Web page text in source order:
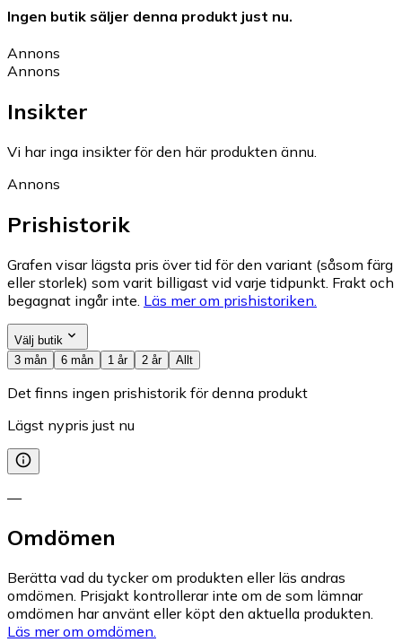
Ingen butik säljer denna produkt just nu.
Annons
Annons
Insikter
Vi har inga insikter för den här produkten ännu.
Annons
Prishistorik
Grafen visar lägsta pris över tid för den variant (såsom färg
eller storlek) som varit billigast vid varje tidpunkt. Frakt och
begagnat ingår inte. Läs mer om prishistoriken.
Välj butik
3 mån
6 mån 1 år 2 år Allt
Det finns ingen prishistorik för denna produkt
Lägst nypris just nu
—
Omdömen
Berätta vad du tycker om produkten eller läs andras
omdömen. Prisjakt kontrollerar inte om de som lämnar
omdömen har använt eller köpt den aktuella produkten.
Läs mer om omdömen.